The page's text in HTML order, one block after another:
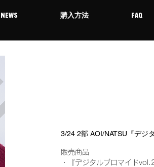
NEWS 購入方法 FAQ
3/24 2部 AOI/NATSU『デジ
販売商品
・『デジタルブロマイド